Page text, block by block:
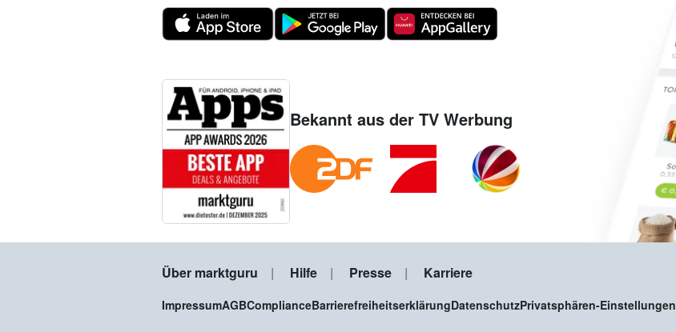
Bekannt aus der TV Werbung
Über marktguru Hilfe Presse Karriere
ImpressumAGBComplianceBarrierefreiheitserklärungDatenschutzPrivatsphären-Einstellungen